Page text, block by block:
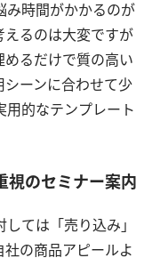
み時間がかかるのが
えるのは大変ですが
めるだけで質の高い
シーンに合わせて少
用的なテンプレート
視のセミナー案内
ては「売り込み」
社の商品アピールよ